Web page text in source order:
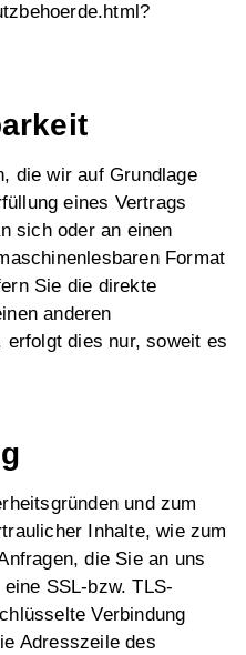
die wir auf Grundlage
eines Vertrags
sich oder an einen
Format
Sie die direkte
anderen
erfolgt dies nur, soweit es
und zum
Inhalte, wie zum
die Sie an uns
SSL-bzw. TLS-
Verbindung
Adresszeile des